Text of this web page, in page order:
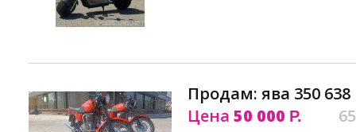
Продам: ява 350
Цена 50 000 Р.